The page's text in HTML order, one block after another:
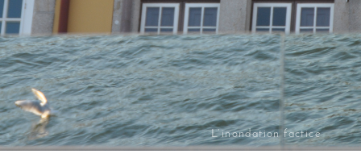
L’inondation factice